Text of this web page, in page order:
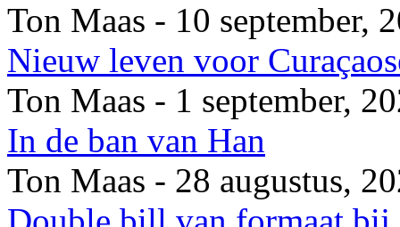
Ton Maas - 10 september,
Nieuw leven voor
Ton Maas - 1 september,
In de ban van Han
Ton Maas - 28 augustus,